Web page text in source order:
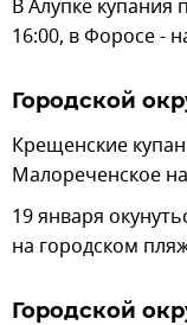
В Алупке купания
16:00, в Форосе -
Городской
Крещенские
Малореченское
19 января
на городском
Городской